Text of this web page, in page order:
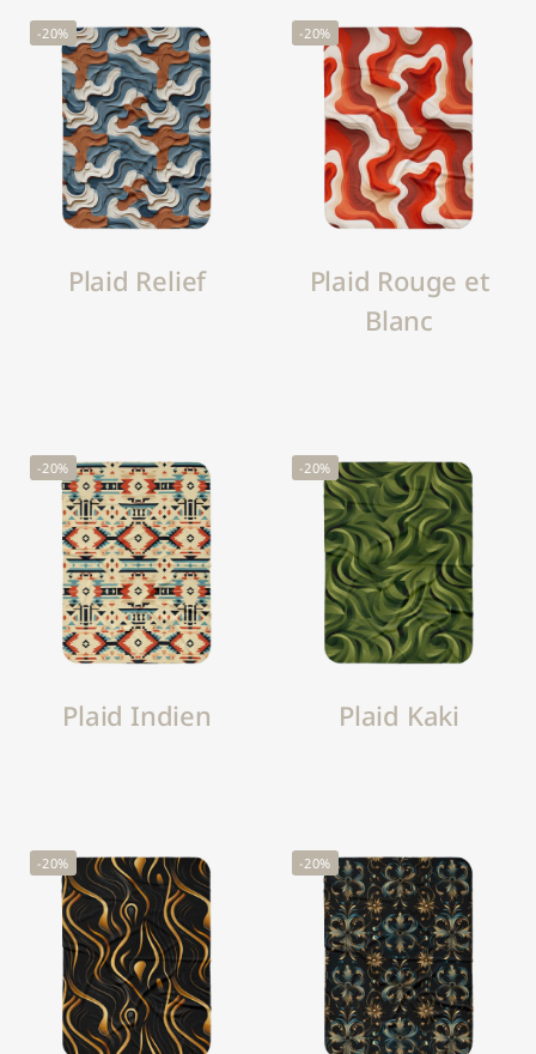
-20%
Plaid Relief
-20%
Plaid Rouge et
Blanc
-20%
Plaid Indien
-20%
Plaid Kaki
-20% -20%